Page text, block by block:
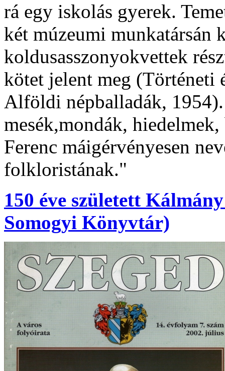
rá egy iskolás gyerek.
két múzeumi munkatársán
koldusasszonyokvettek
kötet jelent meg (Történeti
Alföldi népballadák,
mesék,mondák,
Ferenc máigérvényesen
folkloristának."
150 éve született
Somogyi Könyvtár)